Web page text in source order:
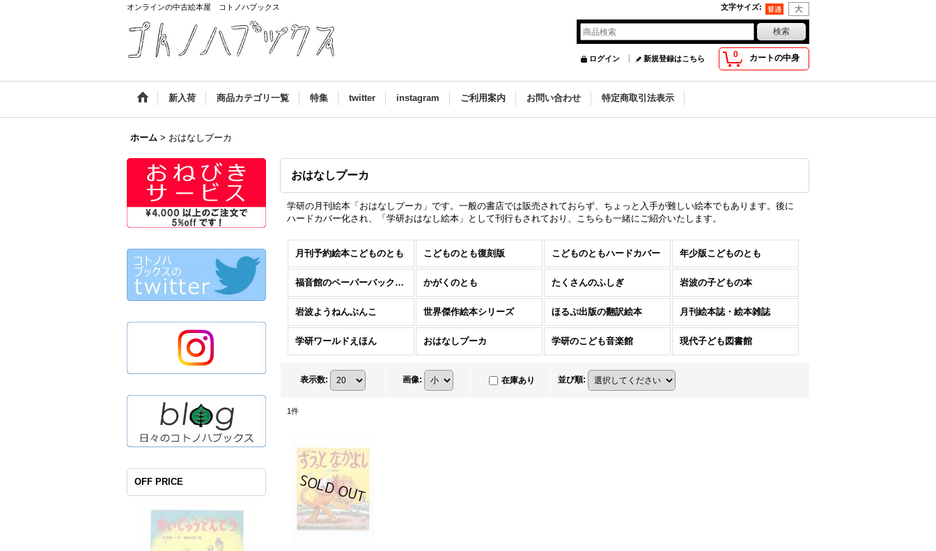
オンラインの中古絵本屋 コトノハブックス 文字サイズ:
0 カートの中身
ログイン 新規登録はこちら
新入荷 商品カテゴリ一覧 特集 twitter instagram ご利用案内 お問い合わせ 特定商取引法表示
ホーム > おはなしプーカ
OFF PRICE
おはなしプーカ
学研の月刊絵本「おはなしプーカ」です。一般の書店では販売されておらず、ちょっと入手が難しい絵本でもあります。後に
ハードカバー化され、「学研おはなし絵本」として刊行もされており、こちらも一緒にご紹介いたします。
月刊予約絵本こどものとも こどものとも復刻版 こどものともハードカバー 年少版こどものとも
福音館のペーパーバック絵本 かがくのとも たくさんのふしぎ 岩波の子どもの本
岩波ようねんぶんこ 世界傑作絵本シリーズ ほるぷ出版の翻訳絵本 月刊絵本誌・絵本雑誌
学研ワールドえほん おはなしプーカ 学研のこども音楽館 現代子ども図書館
表示数: 画像: 在庫あり 並び順:
1件